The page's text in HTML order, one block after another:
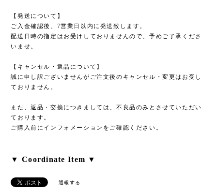
【発送について】
ご入金確認後、7営業日以内に発送致します。
配送日時の指定はお受けしておりませんので、予めご了承くださ
いませ。
【キャンセル・返品について】
誠に申し訳ございませんがご注文後のキャンセル・変更はお受し
ておりません。
また、返品・交換につきましては、不良品のみとさせていただい
ております。
ご購入前にインフォメーションをご確認ください。
▼ Coordinate Item ▼
通報する